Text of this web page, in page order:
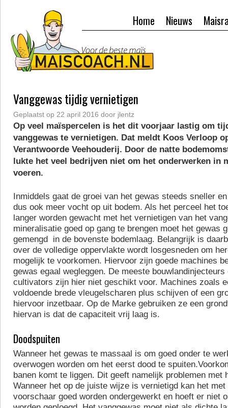
Nieuws
Home
Vanggewas tijdig vernietigen
Geplaatst op 22 april 2016 door jlentz
Op veel maïspercelen is het dit voorjaar lastig om
vanggewas te vernietigen. Dat meldt Koos Verloop
Verantwoorde Veehouderij. Door de natte
lukte het veel bedrijven niet om het onderwerken in
voeren.
Inmiddels gaat de groei van het gewas steeds sneller
dus ook meer vocht op uit bodem. Als het perceel het
langer worden gewacht met het vernietigen van het
mineralisatie goed op gang te brengen moet het gewas
gemengd in de bovenste bodemlaag. Belangrijk is
over de volledige oppervlakte wordt losgesneden om
mogelijk te voorkomen. Hiervoor zijn goede machines
gewas egaal wegleggen. De meeste
cultivators zijn hier niet geschikt voor. Machines zoals
voldoende brede vleugelscharen plus schijven of een
hiervoor inzetbaar. Op de Marke gebruiken ze een
hiervan is dat de capaciteit vrij laag is.
Doodspuiten
Wanneer het gewas te massaal is om goed onder te
overwogen worden om het eerst dood te
banen komt te liggen. Dit geeft namelijk problemen met
Wanneer het op de juiste wijze is vernietigd kan het met
voorschaar goed worden ondergewerkt en hoeft er niet